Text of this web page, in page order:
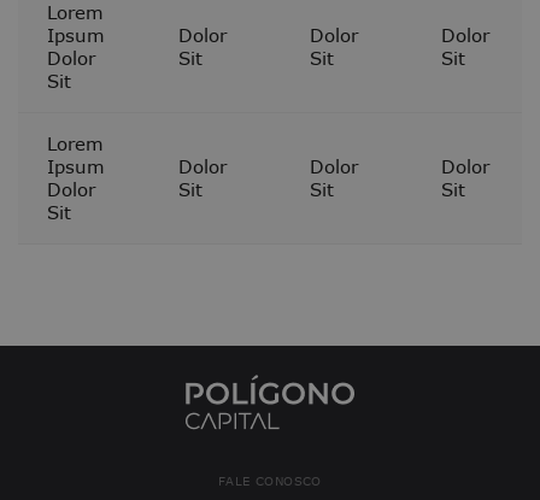
Lorem
Ipsum
Dolor
Sit
Dolor
Sit
Dolor
Sit
Dolor
Sit
Lorem
Ipsum
Dolor
Sit
Dolor
Sit
Dolor
Sit
Dolor
Sit
FALE CONOSCO